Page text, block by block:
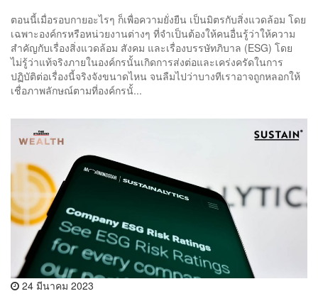
ตอนนี้​เมื่อรอบกายอะไรๆ ก็เพื่อความยั่งยืน เป็นมิตรกับสิ่งแวดล้อม โดย
เฉพาะองค์กรหรือหน่วยงานต่างๆ ที่จำเป็นต้องให้คนอื่นรู้ว่าให้ความ
สำคัญกับเรื่องสิ่งแวดล้อม สังคม และเรื่องบรรษัทภิบาล (ESG) โดย
ไม่รู้ว่าแท้จริงภายในองค์กรนั้นเกิดการส่งต่อและเคร่งครัดในการ
ปฏิบัติต่อเรื่องนี้จริงจังขนาดไหน จนลืมไปว่าบางทีเราอาจถูกหลอกให้
เชื่อภาพลักษณ์ตามที่องค์กรนั้...
24 มีนาคม 2023